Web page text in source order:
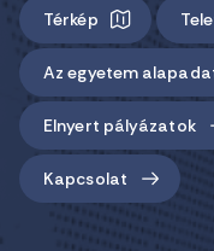
Térkép
Az egyetem
Elnyert pályázatok
Kapcsolat